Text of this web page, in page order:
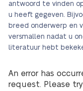
antwoord te vinden
u heeft gegeven.
breed onderwerp en
versmallen nadat u
literatuur hebt
An error has
request. Please